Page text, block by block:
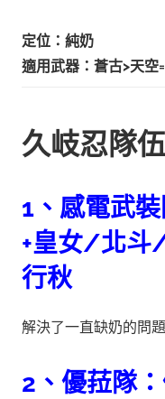
定位：純奶
適用武器：蒼古>天空
久岐忍隊
1、感電武
+皇女/北
行秋
解決了一直缺奶的問
2、優菈隊